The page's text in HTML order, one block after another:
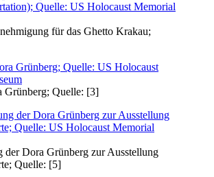
für das Ghetto Krakau;
Grünberg; Quelle: [3]
der Dora Grünberg zur Ausstellung
Quelle: [5]